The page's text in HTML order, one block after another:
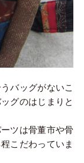
バッグがないこ
グのはじまりと
ツは骨董市や骨
こだわっていま